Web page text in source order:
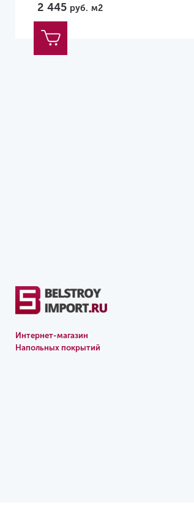
2 445 руб. м2
Интернет-магазин
Напольных покрытий